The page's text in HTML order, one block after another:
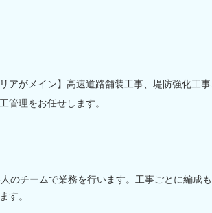
アがメイン】高速道路舗装工事、堤防強化工
管理をお任せします。
のチームで業務を行います。工事ごとに編成
す。